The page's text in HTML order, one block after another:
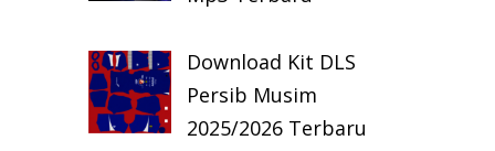
Download Kit DLS
Persib Musim
2025/2026 Terbaru